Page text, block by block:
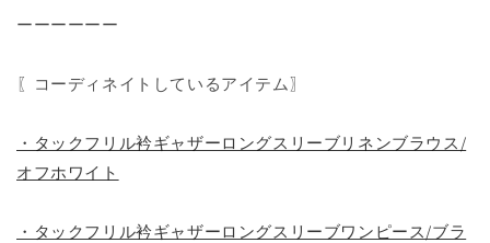
ーーーーーー
〖コーディネイトしているアイテム〗
・タックフリル衿ギャザーロングスリーブリネンブラウス/
オフホワイト
・タックフリル衿ギャザーロングスリーブワンピース/ブラ